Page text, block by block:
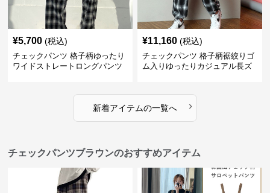
¥5,700 (税込)
チェックパンツ 格子柄ゆったり
ワイドストレートロングパンツ
¥11,160 (税込)
チェックパンツ 格子柄裾絞りゴ
ム入りゆったりカジュアル長ズ
新着アイテムの一覧へ ›
チェックパンツブラウンのおすすめアイテム